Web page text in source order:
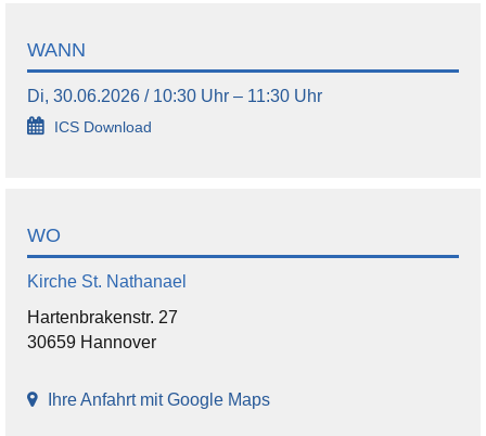
WANN
Di, 30.06.2026 / 10:30 Uhr – 11:30 Uhr
ICS Download
WO
Kirche St. Nathanael
Hartenbrakenstr. 27
30659 Hannover
Ihre Anfahrt mit Google Maps